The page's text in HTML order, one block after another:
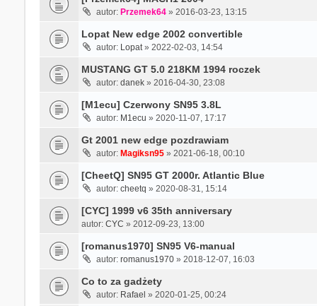
autor: Przemek64» 2016-03-23, 13:15
Lopat New edge 2002 convertible
autor: Lopat» 2022-02-03, 14:54
MUSTANG GT 5.0 218KM 1994 roczek
autor: danek» 2016-04-30, 23:08
[M1ecu] Czerwony SN95 3.8L
autor: M1ecu » 2020-11-07, 17:17
Gt 2001 new edge pozdrawiam
autor: Magiksn95» 2021-06-18, 00:10
[CheetQ] SN95 GT 2000r. Atlantic Blue
autor: cheetq » 2020-08-31, 15:14
[CYC] 1999 v6 35th anniversary
autor: CYC » 2012-09-23, 13:00
[romanus1970] SN95 V6-manual
autor: romanus1970» 2018-12-07, 16:03
Co to za gadżety
autor: Rafael » 2020-01-25, 00:24